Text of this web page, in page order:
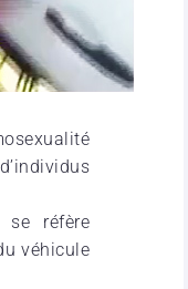
se réfère
véhicule